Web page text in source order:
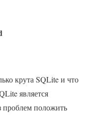
крута SQLite и что
является
проблем положить